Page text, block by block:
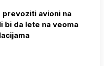
prevoziti avioni na
bi da lete na veoma